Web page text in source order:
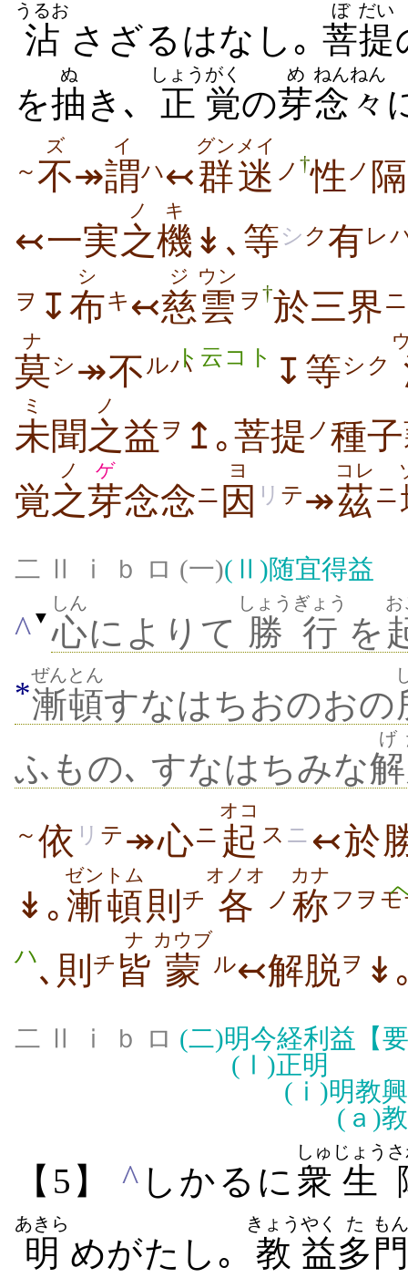
沾
うるお
さざるはなし｡ 菩
ぼ
提
だい
を抽
ぬ
き､ 正
しょう
覚
がく
の芽
め
念々
ねんねん
～不
ズ
↠謂
イ
ハ↢群迷
グンメイ
ノ †性 ノ 隔
↢一実之
ノ
機
キ
↡､等シク有レ
ヲ ↧布
シ
キ ↢慈
ジ
雲
ウン
ヲ†於三界ニ
莫
ナ
シ ↠不 ルハト云コト ↧等シク
未
ミ
聞之
ノ
益 ヲ ↥｡菩提 ノ 種子
覚之
ノ
芽
ゲ
念念ニ 因
ヨ
リ テ↠茲
コレ
ニ
二 Ⅱ ⅰ ｂ ロ (一)(Ⅱ)随宜得益
^ ▼ 心
しん
によりて 勝行
しょうぎょう
を
お
*漸頓
ぜんとん
すなはちおのおの
ふもの､ すなはちみな解
げ
～ 依 リ テ ↠心ニ 起
オコ
ス ニ ↢於
↡｡ 漸頓
ゼントム
則 チ 各
オノオ
ノ 称
カナ
フヲ
ハ､則 チ 皆
ナ
蒙
カウブ
ル↢解脱ヲ ↡
二 Ⅱ ⅰ ｂ ロ (二)明今経利益【
(Ⅰ)正明
(ⅰ)明教
(ａ)
【5】 ^ しかるに 衆
しゅ
生
じょう
明
あきら
めがたし｡ 教
きょう
益
やく
多
た
門
もん